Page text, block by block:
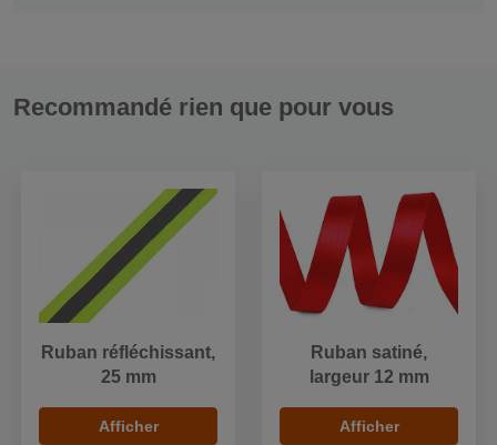
Recommandé rien que pour vous
Ruban réfléchissant,
25 mm
Afficher
Ruban satiné,
largeur 12 mm
Afficher